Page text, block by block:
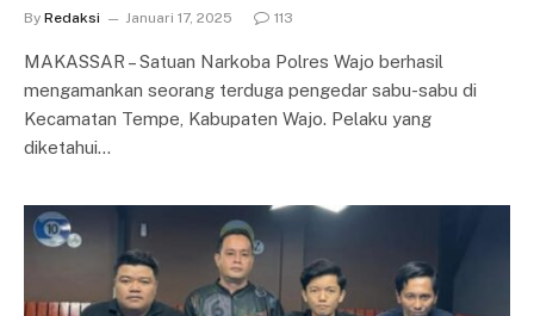
By Redaksi Januari 17, 2025 113
MAKASSAR – Satuan Narkoba Polres Wajo berhasil
mengamankan seorang terduga pengedar sabu-sabu di
Kecamatan Tempe, Kabupaten Wajo. Pelaku yang
diketahui…